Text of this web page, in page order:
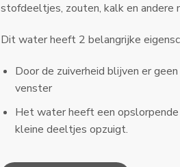
stofdeeltjes, zouten, kalk en andere
​Dit water heeft 2 belangrijke
Door de zuiverheid blijven er
venster
Het water heeft een
kleine deeltjes opzuigt.